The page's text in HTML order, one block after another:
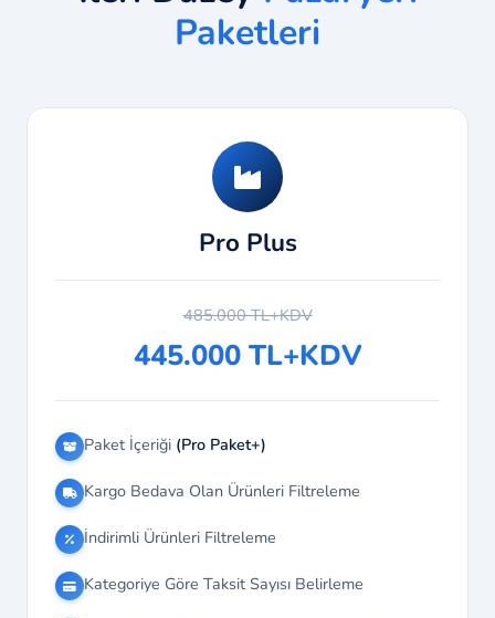
Paketleri
Pro Plus
485.000 TL+KDV
445.000 TL+KDV
Paket İçeriği (Pro Paket+)
Kargo Bedava Olan Ürünleri Filtreleme
İndirimli Ürünleri Filtreleme
Kategoriye Göre Taksit Sayısı Belirleme